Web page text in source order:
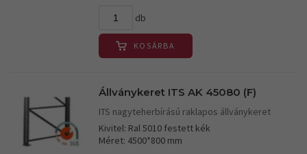
db
KOSÁRBA
Állványkeret ITS AK 45080 (F)
ITS nagyteherbírású raklapos állványkeret
Kivitel: Ral 5010 festett kék
Méret: 4500*800 mm